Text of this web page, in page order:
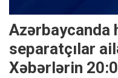
Azərbaycanda
separatçılar
Xəbərlərin